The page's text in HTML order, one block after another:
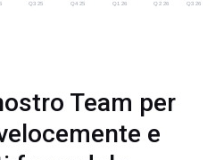
Q3 25 Q4 25 Q1 26 Q2 26 Q3 26
Team per
e